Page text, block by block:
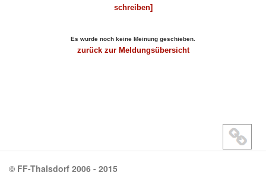
schreiben]
Es wurde noch keine Meinung geschieben.
zurück zur Meldungsübersicht
© FF-Thalsdorf 2006 - 2015